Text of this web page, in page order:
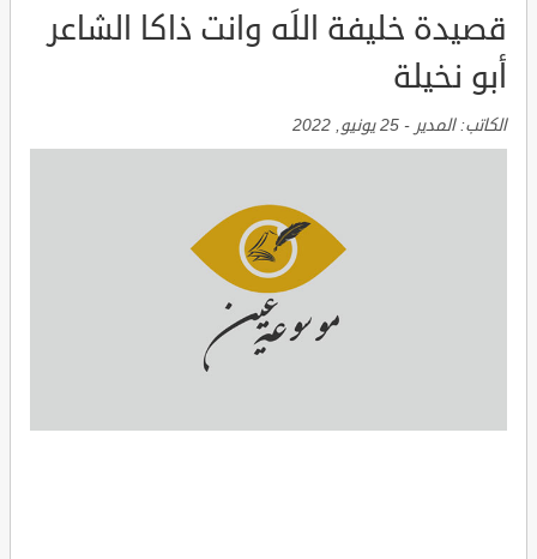
قصيدة خليفة اللَه وانت ذاكا الشاعر
أبو نخيلة
الكاتب:المدير - 25 يونيو, 2022